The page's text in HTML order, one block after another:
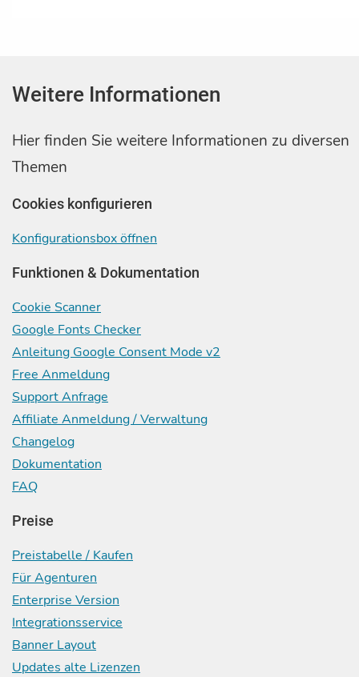
Weitere Informationen
Hier finden Sie weitere Informationen zu diversen
Themen
Cookies konfigurieren
Konfigurationsbox öffnen
Funktionen & Dokumentation
Cookie Scanner
Google Fonts Checker
Anleitung Google Consent Mode v2
Free Anmeldung
Support Anfrage
Affiliate Anmeldung / Verwaltung
Changelog
Dokumentation
FAQ
Preise
Preistabelle / Kaufen
Für Agenturen
Enterprise Version
Integrationsservice
Banner Layout
Updates alte Lizenzen